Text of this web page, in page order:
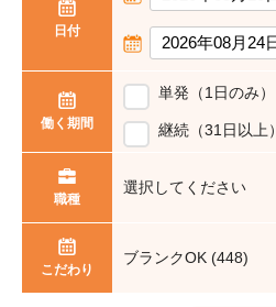
日付
働く期間
単発（1日のみ）
継続（31日以上）
職種
選択してください
こだわり
ブランクOK (448)